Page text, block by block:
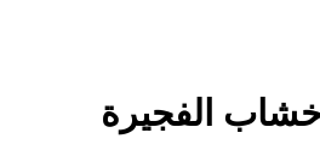
الفجيرة